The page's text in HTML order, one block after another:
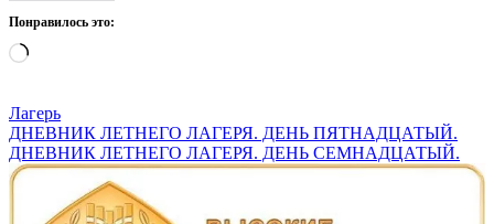
Понравилось это:
Загрузка…
Лагерь
Навигация
по
записям
ДНЕВНИК ЛЕТНЕГО ЛАГЕРЯ. ДЕНЬ ПЯТНАДЦАТЫЙ.
ДНЕВНИК ЛЕТНЕГО ЛАГЕРЯ. ДЕНЬ СЕМНАДЦАТЫЙ.